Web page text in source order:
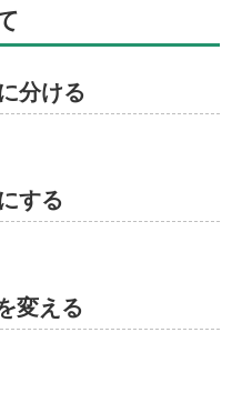
分ける
する
変える